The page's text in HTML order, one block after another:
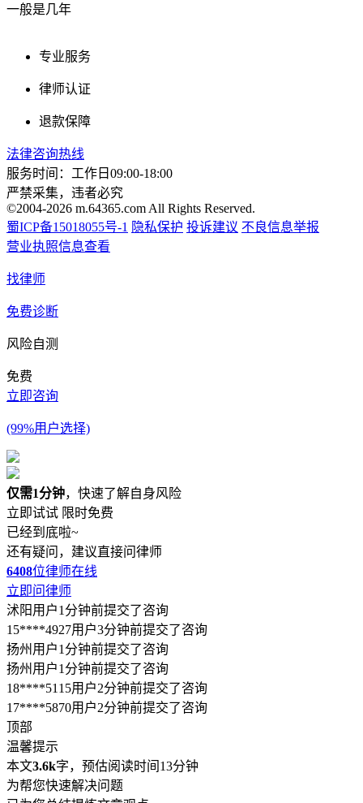
一般是几年
专业服务
律师认证
退款保障
法律咨询热线
服务时间：工作日09:00-18:00
严禁采集，违者必究
©2004-2026 m.64365.com All Rights Reserved.
蜀ICP备15018055号-1 隐私保护 投诉建议 不良信息举报
营业执照信息查看
找律师
免费诊断
风险自测
免费
立即咨询
(99%用户选择)
仅需1分钟，快速了解自身风险
立即试试 限时免费
已经到底啦~
还有疑问，建议直接问律师
6408位律师在线
立即问律师
沭阳用户1分钟前提交了咨询
15****4927用户3分钟前提交了咨询
扬州用户1分钟前提交了咨询
扬州用户1分钟前提交了咨询
18****5115用户2分钟前提交了咨询
17****5870用户2分钟前提交了咨询
顶部
温馨提示
本文3.6k字，预估阅读时间13分钟
为帮您快速解决问题